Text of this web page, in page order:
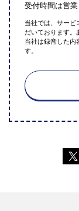
受付時間は営
当社では、サービ
だいております。
当社は録音した内
す。